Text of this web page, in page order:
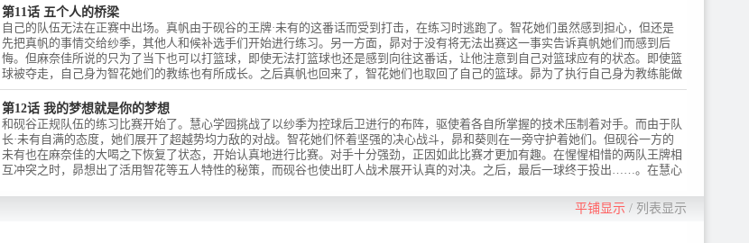
第11话 五个人的桥梁
自己的队伍无法在正赛中出场。真帆由于砚谷的王牌·未有的这番话而受到打击，在练习时逃跑了。智花她们虽然感到担心，但还是
先把真帆的事情交给纱季，其他人和候补选手们开始进行练习。另一方面，昴对于没有将无法出赛这一事实告诉真帆她们而感到后
悔。但麻奈佳所说的只为了当下也可以打篮球，即使无法打篮球也还是感到向往这番话，让他注意到自己对篮球应有的状态。即使篮
球被夺走，自己身为智花她们的教练也有所成长。之后真帆也回来了，智花她们也取回了自己的篮球。昴为了执行自己身为教练能做
到的事——也就是守护她们的篮球，而做出了某个决定。
第12话 我的梦想就是你的梦想
和砚谷正规队伍的练习比赛开始了。慧心学园挑战了以纱季为控球后卫进行的布阵，驱使着各自所掌握的技术压制着对手。而由于队
长·未有自满的态度，她们展开了超越势均力敌的对战。智花她们怀着坚强的决心战斗，昴和葵则在一旁守护着她们。但砚谷一方的
未有也在麻奈佳的大喝之下恢复了状态，开始认真地进行比赛。对手十分强劲，正因如此比赛才更加有趣。在惺惺相惜的两队王牌相
互冲突之时，昴想出了活用智花等五人特性的秘策，而砚谷也使出盯人战术展开认真的对决。之后，最后一球终于投出……。在慧心
平铺显示/ 列表显示